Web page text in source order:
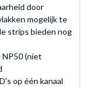
door
mogelijk te
strips bieden nog
NP50 (niet
op één kanaal